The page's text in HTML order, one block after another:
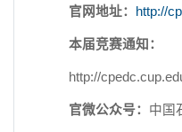
官网地址： http://
本届竞赛通知：
http://
官微公众号： 中国